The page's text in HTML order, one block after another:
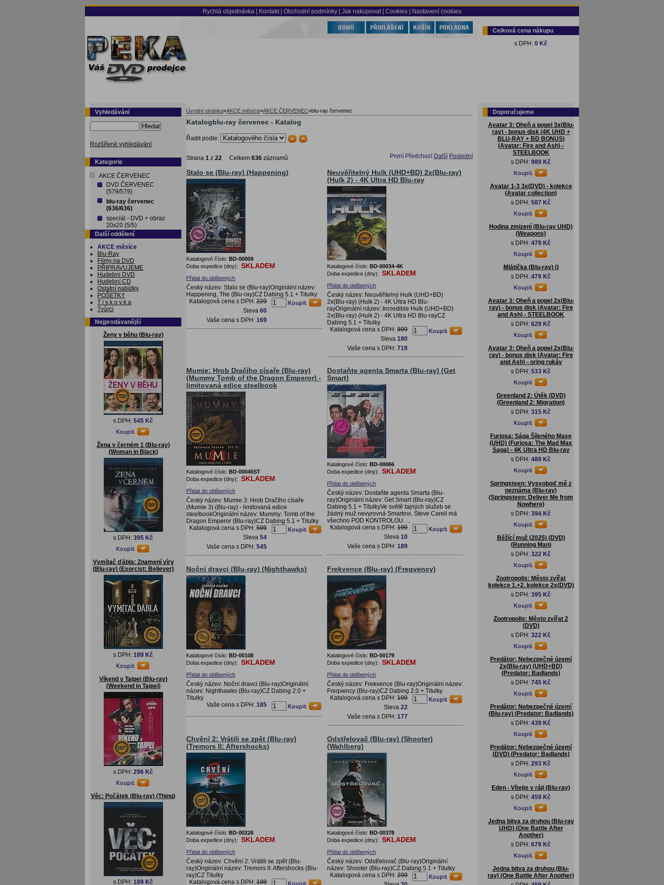
Rychlá objednávka Kontakt Obchodní podmínky Jak nakupovat | Cookies | Nastavení cookies
Celková cena nákupu
s DPH: 0 Kč
Vyhledávání
Hledat
Rozšířené vyhledávání
Kategorie
AKCE ČERVENEC
DVD ČERVENEC
(579/579)
blu-ray červenec
(636/636)
speciál - DVD + obraz
20x20 (5/5)
Další oddělení
AKCE měsíce
Blu-Ray
Filmy na DVD
PŘIPRAVUJEME
Hudebni DVD
Hudební CD
Ostatní nabídky
POŠETKY
T i s k o v k a
Tvůrci
Nejprodávanější
Ženy v běhu (Blu-ray)
s DPH: 545 Kč
Žena v černém 1 (Blu-ray)
(Woman in Black)
s DPH: 395 Kč
Vymítač ďábla: Znamení víry
(Blu-ray) (Exorcist: Believer)
s DPH: 189 Kč
Víkend v Taipei (Blu-ray)
(Weekend in Taipei)
s DPH: 296 Kč
Věc: Počátek (Blu-ray) (Thing)
s DPH: 189 Kč
Úvodní stránka»AKCE měsíce»AKCE ČERVENEC»blu-ray červenec
Katalogblu-ray červenec - Katalog
Řadit podle:
Strana 1 z 22 Celkem 636 záznamů První Předchozí Další Poslední
Stalo se (Blu-ray) (Happening)
Katalogové číslo: BD-00009
Doba expedice (dny): SKLADEM
Přidat do oblíbených
Český název: Stalo se (Blu-ray)Originální název:
Happening, The (Blu-ray)CZ Dabing 5.1 + Titulky
Katalogová cena s DPH: 229
Sleva 60
Vaše cena s DPH: 169
Neuvěřitelný Hulk (UHD+BD) 2x(Blu-ray)
(Hulk 2) - 4K Ultra HD Blu-ray
Katalogové číslo: BD-00034-4K
Doba expedice (dny): SKLADEM
Přidat do oblíbených
Český název: Neuvěřitelný Hulk (UHD+BD)
2x(Blu-ray) (Hulk 2) - 4K Ultra HD Blu-
rayOriginální název: Incredible Hulk (UHD+BD)
2x(Blu-ray) (Hulk 2) - 4K Ultra HD Blu-rayCZ
Dabing 5.1 + Titulky
Katalogová cena s DPH: 899
Sleva 180
Vaše cena s DPH: 719
Mumie: Hrob Dračího císaře (Blu-ray)
(Mummy Tomb of the Dragon Emperor) -
limitovaná edice steelbook
Katalogové číslo: BD-00045ST
Doba expedice (dny): SKLADEM
Přidat do oblíbených
Český název: Mumie 3: Hrob Dračího císaře
(Mumie 3) (Blu-ray) - limitovaná edice
steelbookOriginální název: Mummy: Tomb of the
Dragon Emperor (Blu-ray)CZ Dabing 5.1 + Titulky
Katalogová cena s DPH: 599
Sleva 54
Vaše cena s DPH: 545
Dostaňte agenta Smarta (Blu-ray) (Get
Smart)
Katalogové číslo: BD-00066
Doba expedice (dny): SKLADEM
Přidat do oblíbených
Český název: Dostaňte agenta Smarta (Blu-
ray)Originální název: Get Smart (Blu-ray)CZ
Dabing 5.1 + TitulkyVe světě tajných služeb se
žádný muž nevyrovná Smartovi. Steve Carell má
všechno POD KONTROLOU. ...
Katalogová cena s DPH: 199
Sleva 10
Vaše cena s DPH: 189
Noční dravci (Blu-ray) (Nighthawks)
Katalogové číslo: BD-00108
Doba expedice (dny): SKLADEM
Přidat do oblíbených
Český název: Noční dravci (Blu-ray)Originální
název: Nighthawks (Blu-ray)CZ Dabing 2.0 +
Titulky
Vaše cena s DPH: 185
Frekvence (Blu-ray) (Freqvency)
Katalogové číslo: BD-00179
Doba expedice (dny): SKLADEM
Přidat do oblíbených
Český název: Frekvence (Blu-ray)Originální název:
Freqvency (Blu-ray)CZ Dabing 2.0 + Titulky
Katalogová cena s DPH: 199
Sleva 22
Vaše cena s DPH: 177
Chvění 2: Vrátili se zpět (Blu-ray)
(Tremors II: Aftershocks)
Katalogové číslo: BD-00226
Doba expedice (dny): SKLADEM
Přidat do oblíbených
Český název: Chvění 2: Vrátili se zpět (Blu-
ray)Originální název: Tremors II: Aftershocks (Blu-
ray)CZ Titulky
Katalogová cena s DPH: 199
Odstřelovač (Blu-ray) (Shooter)
(Wahlberg)
Katalogové číslo: BD-00378
Doba expedice (dny): SKLADEM
Přidat do oblíbených
Český název: Odstřelovač (Blu-ray)Originální
název: Shooter (Blu-ray)CZ Dabing 5.1 + Titulky
Katalogová cena s DPH: 299
Doporučujeme
Avatar 3: Oheň a popel 3x(Blu-
ray) - bonus disk (4K UHD +
BLU-RAY + BD BONUS)
(Avatar: Fire and Ash) -
STEELBOOK
s DPH: 989 Kč
Avatar 1-3 3x(DVD) - kolekce
(Avatar collection)
s DPH: 587 Kč
Hodina zmizení (Blu-ray UHD)
(Weapons)
s DPH: 479 Kč
Mlátička (Blu-ray) ()
s DPH: 479 Kč
Avatar 3: Oheň a popel 2x(Blu-
ray) - bonus disk (Avatar: Fire
and Ash) - STEELBOOK
s DPH: 629 Kč
Avatar 3: Oheň a popel 2x(Blu-
ray) - bonus disk (Avatar: Fire
and Ash) - oring rukáv
s DPH: 533 Kč
Greenland 2: Útěk (DVD)
(Greenland 2: Migration)
s DPH: 315 Kč
Furiosa: Sága Šíleného Maxe
(UHD) (Furiosa: The Mad Max
Saga) - 4K Ultra HD Blu-ray
s DPH: 489 Kč
Springsteen: Vysvoboď mě z
neznáma (Blu-ray)
(Springsteen: Deliver Me from
Nowhere)
s DPH: 394 Kč
Běžící muž (2025) (DVD)
(Running Man)
s DPH: 322 Kč
Zootropolis: Město zvířat
kolekce 1.+2. kolekce 2x(DVD)
s DPH: 395 Kč
Zootropolis: Město zvířat 2
(DVD)
s DPH: 322 Kč
Predátor: Nebezpečné území
2x(Blu-ray) (UHD+BD)
(Predator: Badlands)
s DPH: 745 Kč
Predátor: Nebezpečné území
(Blu-ray) (Predator: Badlands)
s DPH: 439 Kč
Predátor: Nebezpečné území
(DVD) (Predator: Badlands)
s DPH: 293 Kč
Eden - Vítejte v ráji (Blu-ray)
s DPH: 459 Kč
Jedna bitva za druhou (Blu-ray
UHD) (One Battle After
Another)
s DPH: 679 Kč
Jedna bitva za druhou (Blu-
ray) (One Battle After Another)